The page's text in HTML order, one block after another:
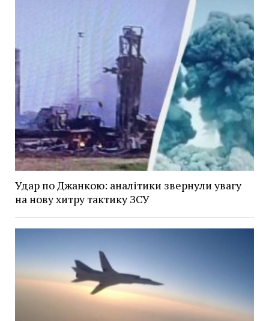
Удар по Джанкою: аналітики звернули увагу
на нову хитру тактику ЗСУ